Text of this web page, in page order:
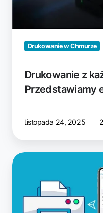
Drukowanie w Chmurze
Drukowanie z
Przedstawiamy
listopada 24, 2025
Jak
iPhone’a